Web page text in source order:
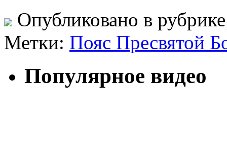
Опубликовано в
Метки: Пояс Пресвятой
Популярное видео